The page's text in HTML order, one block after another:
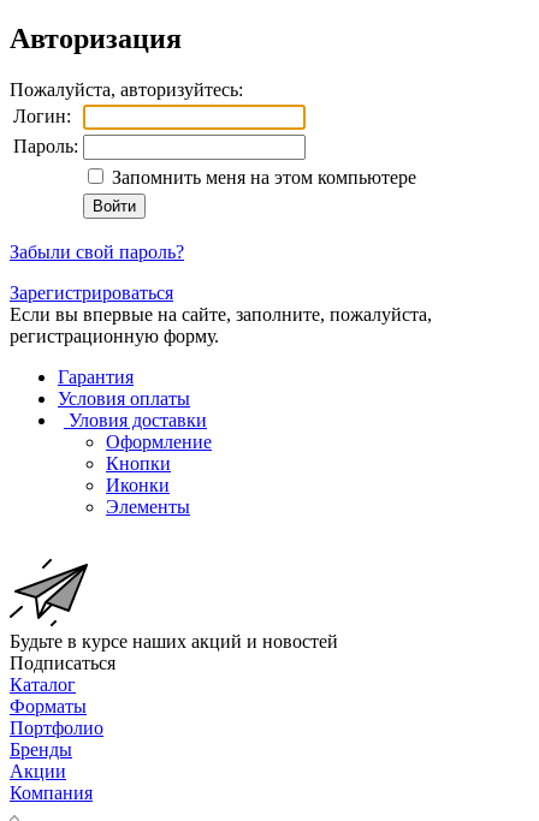
Авторизация
Пожалуйста, авторизуйтесь:
Логин:
Пароль:
Запомнить меня на этом компьютере
Забыли свой пароль?
Зарегистрироваться
Если вы впервые на сайте, заполните, пожалуйста,
регистрационную форму.
Гарантия
Условия оплаты
Уловия доставки
Оформление
Кнопки
Иконки
Элементы
Будьте в курсе наших акций и новостей
Подписаться
Каталог
Форматы
Портфолио
Бренды
Акции
Компания